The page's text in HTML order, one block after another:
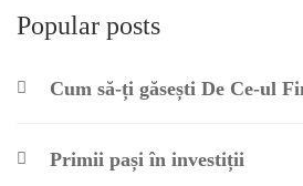
Popular posts
Cum să-ți găsești De Ce-ul
Primii pași în investiții